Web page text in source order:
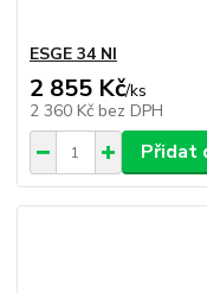
ESGE 34 NI
2 855 Kč/ks
2 360 Kč bez DPH
Přidat